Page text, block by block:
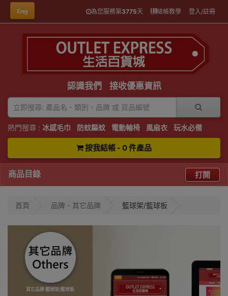
Eng 為您服務第3775天 結帳教學 登入/註冊
認識我們 接收優惠資訊
熱門搜尋 : 冰感毛巾 防蚊驅蚊 電動輪椅 風扇衣 玩水必備
按我結帳 - 0 件產品
商品目錄 打開
首頁 品牌 - 其它品牌 籃球架/籃球板
其它品牌 籃球架/籃球板